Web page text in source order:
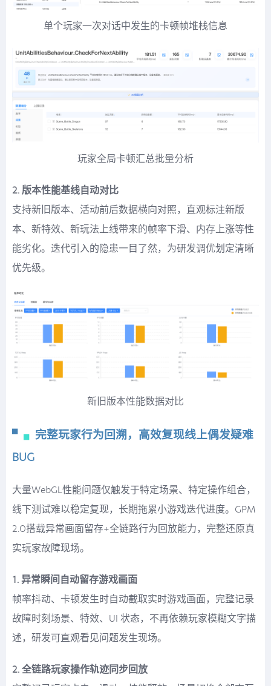
单个玩家一次对话中发生的卡顿帧堆栈信息
玩家全局卡顿汇总批量分析
2. 版本性能基线自动对比
支持新旧版本、活动前后数据横向对照，直观标注新版
本、新特效、新玩法上线带来的帧率下滑、内存上涨等性
能劣化。迭代引入的隐患一目了然，为研发调优划定清晰
优先级。
新旧版本性能数据对比
▘ ▖ 完整玩家行为回溯，高效复现线上偶发疑难
BUG
大量WebGL性能问题仅触发于特定场景、特定操作组合，
线下测试难以稳定复现，长期拖累小游戏迭代进度。GPM
2.0搭载异常画面留存+全链路行为回放能力，完整还原真
实玩家故障现场。
1. 异常瞬间自动留存游戏画面
帧率抖动、卡顿发生时自动截取实时游戏画面，完整记录
故障时刻场景、特效、UI 状态，不再依赖玩家模糊文字描
述，研发可直观看见问题发生现场。
2. 全链路玩家操作轨迹同步回放